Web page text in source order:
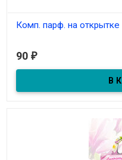
Комп. парф. на
90 ₽